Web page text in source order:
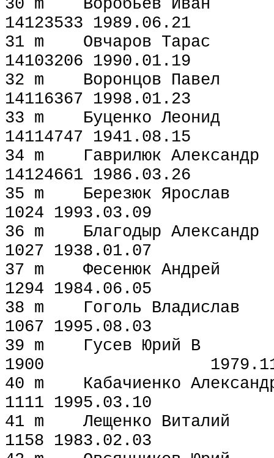
30 m Воробьев
14123533 1989.06.21
31 m Овчаров
14103206 1990.01.19
32 m Воронцов
14116367 1998.01.23
33 m Буценко
14114747 1941.08.15
34 m Гаврилюк
14124661 1986.03.26
35 m Березюк
1024 1993.03.09
36 m Благодыр
1027 1938.01.07
37 m Фесенюк
1294 1984.06.05
38 m Гоголь
1067 1995.08.03
39 m Гусев
1900
40 m Кабачиенко
1111 1995.03.10
41 m Лещенко
1158 1983.02.03